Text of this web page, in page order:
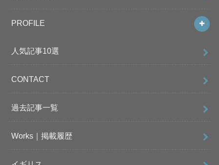
PROFILE
人気記事10選
CONTACT
過去記事一覧
Works｜掲載履歴